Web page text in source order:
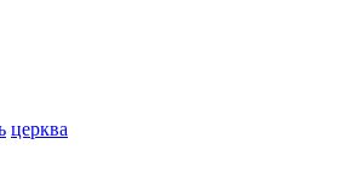
церква